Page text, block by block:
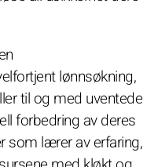
lønnsøkning,
til og med uventede
forbedring av deres
som lærer av erfaring,